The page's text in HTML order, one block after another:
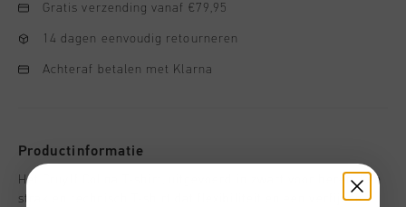
Gratis verzending vanaf €79,95
14 dagen eenvoudig retourneren
Achteraf betalen met Klarna
Productinformatie
Het Cruyff Colina T-shirt, uitgevoerd in zwart voor heren. Een
strak en technisch T-shirt dat flexibiliteit en een verfijnde